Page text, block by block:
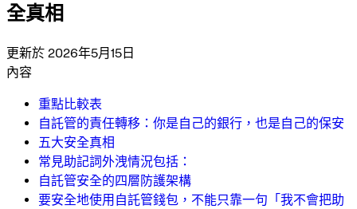
全真相
更新於 2026年5月15日
內容
重點比較表
自託管的責任轉移：你是自己的銀行，也是自己的保安
五大安全真相
常見助記詞外洩情況包括：
自託管安全的四層防護架構
要安全地使用自託管錢包，不能只靠一句「我不會把助